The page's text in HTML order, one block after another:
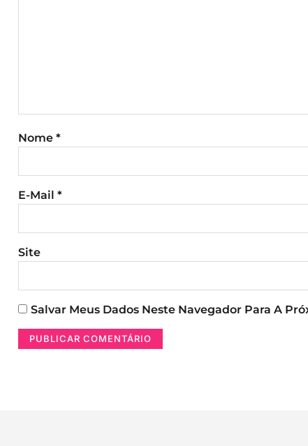
Nome *
E-Mail *
Site
Salvar Meus Dados Neste Navegador Para A